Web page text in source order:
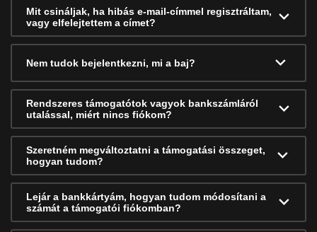
Mit csináljak, ha hibás e-mail-címmel regisztráltam,
vagy elfelejtettem a címet?
Nem tudok bejelentkezni, mi a baj?
Rendszeres támogatótok vagyok bankszámláról
utalással, miért nincs fiókom?
Szeretném megváltoztatni a támogatási összeget,
hogyan tudom?
Lejár a bankkártyám, hogyan tudom módosítani a
számát a támogatói fiókomban?